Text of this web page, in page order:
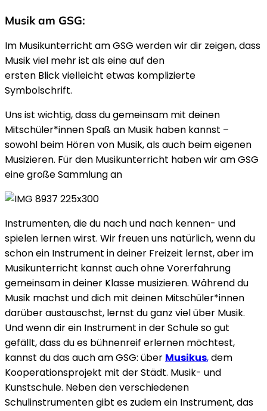
Musik am GSG:
Im Musikunterricht am GSG werden wir dir zeigen, dass
Musik viel mehr ist als eine auf den
ersten Blick vielleicht etwas komplizierte
Symbolschrift.
Uns ist wichtig, dass du gemeinsam mit deinen
Mitschüler*innen Spaß an Musik haben kannst –
sowohl beim Hören von Musik, als auch beim eigenen
Musizieren. Für den Musikunterricht haben wir am GSG
eine große Sammlung an
Instrumenten, die du nach und nach kennen- und
spielen lernen wirst. Wir freuen uns natürlich, wenn du
schon ein Instrument in deiner Freizeit lernst, aber im
Musikunterricht kannst auch ohne Vorerfahrung
gemeinsam in deiner Klasse musizieren. Während du
Musik machst und dich mit deinen Mitschüler*innen
darüber austauschst, lernst du ganz viel über Musik.
Und wenn dir ein Instrument in der Schule so gut
gefällt, dass du es bühnenreif erlernen möchtest,
kannst du das auch am GSG: über Musikus,dem
Kooperationsprojekt mit der Städt. Musik- und
Kunstschule. Neben den verschiedenen
Schulinstrumenten gibt es zudem ein Instrument, das